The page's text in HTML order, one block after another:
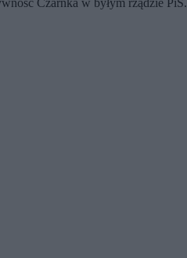
Czarnka w byłym rządzie PiS.